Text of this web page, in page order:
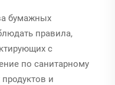
бумажных
правила,
с
по санитарному
и